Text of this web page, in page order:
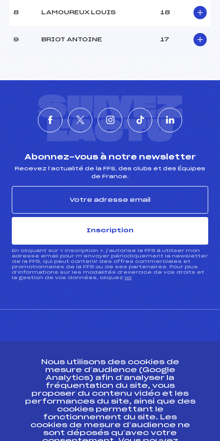
C-C-D- – –
8 LAMOUREUX LOUIS 18
9 BRIOT ANTOINE 17
SUIVEZ
L'ACTU
Abonnez-vous à notre newsletter
Recevez l’actualité de la FFS, des clubs et des Équipes
de France.
Inscription
En cliquant sur « inscription », j’autorise la FFS à utiliser mon
adresse email pour m’envoyer périodiquement la newsletter
de la FFS, qui peut contenir des offres commerciales et
promotionnelles de la FFS ou de ses partenaires. Pour plus
d’informations sur les modalités d’exercice de vos droits et
la gestion de vos données, cliquez ici
Ressources
Pass’Neige
Projet sportif fédéral
Projet de performance fédéral
Antidopage
Nous utilisons des cookies de
mesure d’audience (Google
Analytics) afin d’analyser la
fréquentation du site, vous
proposer du contenu vidéo et les
performances du site, ainsi que des
cookies permettant le
fonctionnement du site. Les
cookies de mesure d’audience ne
sont déposés qu’avec votre